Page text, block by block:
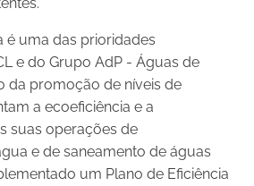
é uma das prioridades
e do Grupo AdP - Águas de
da promoção de níveis de
a ecoeficiência e a
suas operações de
e de saneamento de águas
um Plano de Eficiência